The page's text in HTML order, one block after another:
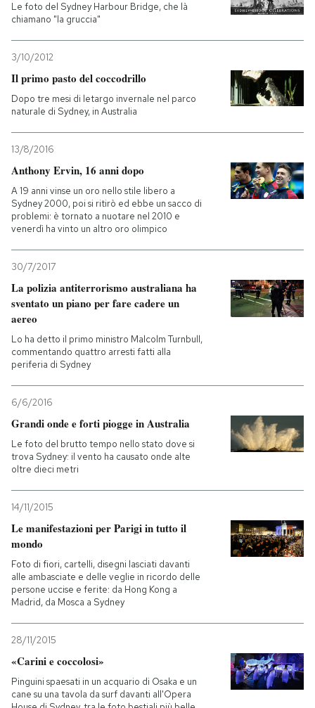
Le foto del Sydney Harbour Bridge, che là
chiamano "la gruccia"
3/10/2012
Il primo pasto del coccodrillo
Dopo tre mesi di letargo invernale nel parco
naturale di Sydney, in Australia
13/8/2016
Anthony Ervin, 16 anni dopo
A 19 anni vinse un oro nello stile libero a
Sydney 2000, poi si ritirò ed ebbe un sacco di
problemi: è tornato a nuotare nel 2010 e
venerdì ha vinto un altro oro olimpico
30/7/2017
La polizia antiterrorismo australiana ha
sventato un piano per fare cadere un
aereo
Lo ha detto il primo ministro Malcolm Turnbull,
commentando quattro arresti fatti alla
periferia di Sydney
6/6/2016
Grandi onde e forti piogge in Australia
Le foto del brutto tempo nello stato dove si
trova Sydney: il vento ha causato onde alte
oltre dieci metri
14/11/2015
Le manifestazioni per Parigi in tutto il
mondo
Foto di fiori, cartelli, disegni lasciati davanti
alle ambasciate e delle veglie in ricordo delle
persone uccise e ferite: da Hong Kong a
Madrid, da Mosca a Sydney
28/11/2015
«Carini e coccolosi»
Pinguini spaesati in un acquario di Osaka e un
cane su una tavola da surf davanti all'Opera